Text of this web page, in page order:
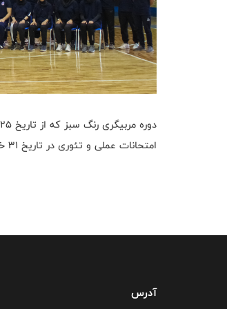
امتحانات عملی و تئوری در تاریخ ۳۱ خرداد به کار خود پایان داد.
آدرس